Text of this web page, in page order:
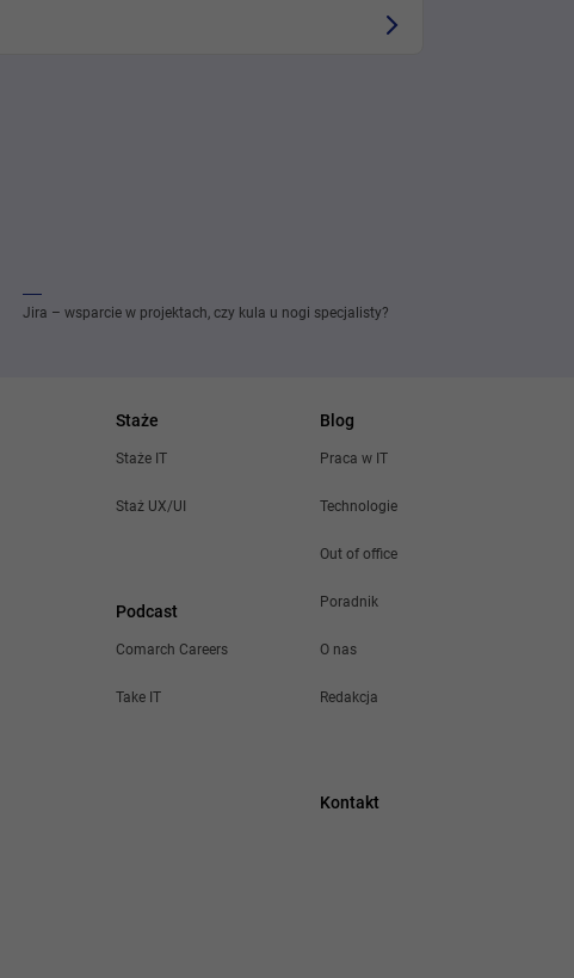
Jira – wsparcie w projektach, czy kula u nogi specjalisty?
Staże
Staże IT
Staż UX/UI
Podcast
Comarch Careers
Take IT
Blog
Praca w IT
Technologie
Out of office
Poradnik
O nas
Redakcja
Kontakt